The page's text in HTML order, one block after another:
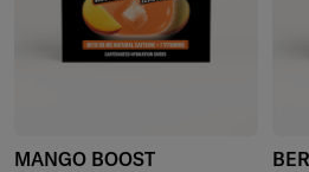
MANGO BOOST